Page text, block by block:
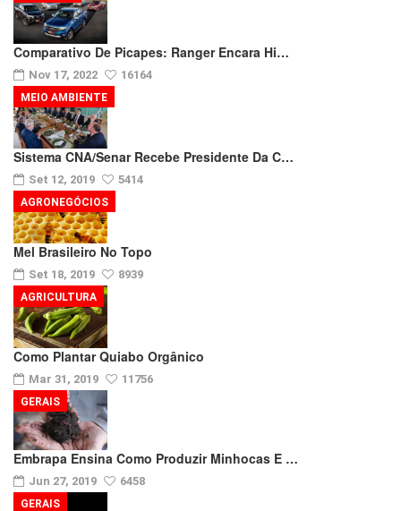
Comparativo De Picapes: Ranger Encara Hi…
Nov 17, 2022 16164
Sistema CNA/Senar Recebe Presidente Da C…
Set 12, 2019 5414
MEIO AMBIENTE
Mel Brasileiro No Topo
Set 18, 2019 8939
AGRONEGÓCIOS
Como Plantar Quiabo Orgânico
Mar 31, 2019 11756
AGRICULTURA
Embrapa Ensina Como Produzir Minhocas E …
Jun 27, 2019 6458
GERAIS
GERAIS